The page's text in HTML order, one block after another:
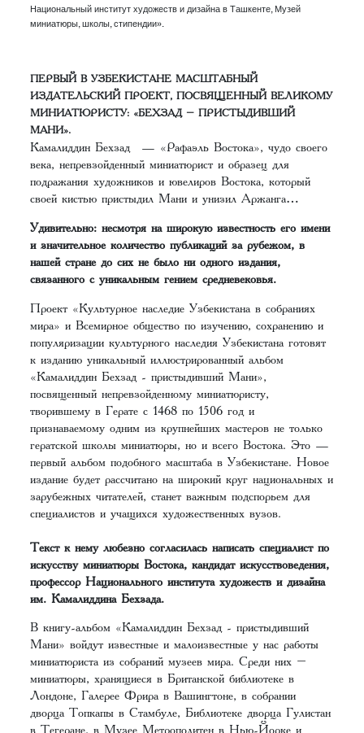
Национальный институт художеств и дизайна в Ташкенте, Музей
миниатюры, школы, стипендии».
ПЕРВЫЙ В УЗБЕКИСТАНЕ МАСШТАБНЫЙ
ИЗДАТЕЛЬСКИЙ ПРОЕКТ, ПОСВЯЩЕННЫЙ ВЕЛИКОМУ
МИНИАТЮРИСТУ: «БЕХЗАД – ПРИСТЫДИВШИЙ
МАНИ».
Камалиддин Бехзад — «Рафаэль Востока», чудо своего
века, непревзойденный миниатюрист и образец для
подражания художников и ювелиров Востока, который
своей кистью пристыдил Мани и унизил Аржанга…
Удивительно: несмотря на широкую известность его имени
и значительное количество публикаций за рубежом, в
нашей стране до сих не было ни одного издания,
связанного с уникальным гением средневековья.
Проект «Культурное наследие Узбекистана в собраниях
мира» и Всемирное общество по изучению, сохранению и
популяризации культурного наследия Узбекистана готовят
к изданию уникальный иллюстрированный альбом
«Камалиддин Бехзад - пристыдивший Мани»,
посвященный непревзойденному миниатюристу,
творившему в Герате с 1468 по 1506 год и
признаваемому одним из крупнейших мастеров не только
гератской школы миниатюры, но и всего Востока. Это —
первый альбом подобного масштаба в Узбекистане. Новое
издание будет рассчитано на широкий круг национальных и
зарубежных читателей, станет важным подспорьем для
специалистов и учащихся художественных вузов.
Текст к нему любезно согласилась написать специалист по
искусству миниатюры Востока, кандидат искусствоведения,
профессор Национального института художеств и дизайна
им. Камалиддина Бехзада.
В книгу-альбом «Камалиддин Бехзад - пристыдивший
Мани» войдут известные и малоизвестные у нас работы
миниатюриста из собраний музеев мира. Среди них –
миниатюры, хранящиеся в Британской библиотеке в
Лондоне, Галерее Фрира в Вашингтоне, в собрании
дворца Топкапы в Стамбуле, Библиотеке дворца Гулистан
в Тегеране, в Музее Метрополитен в Нью-Йорке и